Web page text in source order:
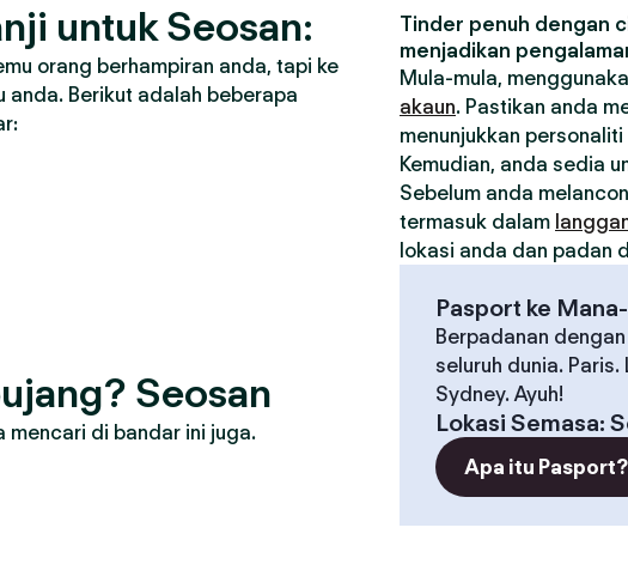
untuk Seosan:
orang berhampiran anda, tapi ke
anda. Berikut adalah beberapa
Seosan
mencari di bandar ini juga.
Tinder penuh dengan
menjadikan
Mula-mula,
akaun. Pastikan anda
menunjukkan
Kemudian, anda sedia
Sebelum anda
termasuk dalam
lokasi anda dan padan
Pasport ke
Berpadanan
seluruh dunia. Paris.
Sydney. Ayuh!
Lokasi Semasa:
Apa itu Pasport?